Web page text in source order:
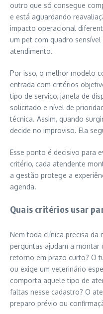
outro que só consegue
e está aguardando
impacto operacional
um pet com quadro
atendimento.
Por isso, o melhor modelo
entrada com critérios
tipo de serviço, janela de
solicitado e nível de
técnica. Assim, quando
decide no improviso. Ela
Esse ponto é decisivo para
critério, cada atendente
a gestão protege a
agenda.
Quais critérios usar
Nem toda clínica precisa da
perguntas ajudam a montar
retorno em prazo curto? O
ou exige um veterinário
comporta aquele tipo de
faltas nesse cadastro? O
preparo prévio ou